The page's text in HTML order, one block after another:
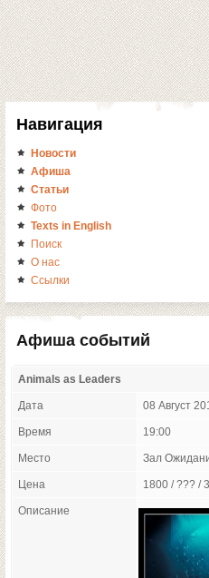
Навигация
Новости
Афиша
Статьи
Фото
Texts in English
Поиск
О нас
Ссылки
Афиша событий
Animals as Leaders
Дата 08 Август
Время 19:00
Место Зал
Цена 1800 / ??? /
Описание